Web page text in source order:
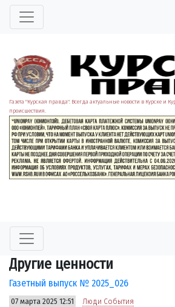
Газета "Курская правда". Всегда актуальные новости в Курске и
происшествия.
Другие ценности
Газетный выпуск № 2025_026
07 марта 2025 12:51 Люди События